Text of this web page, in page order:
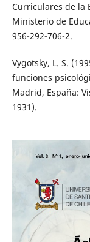
Curriculares de la
Ministerio de
956-292-706-2.
Vygotsky, L. S.
funciones
Madrid, España:
1931).